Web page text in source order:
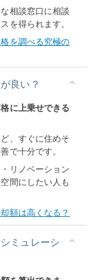
相談窓口に相談
を得られます。
を調べる究極の
良い？
に上乗せできる
、すぐに住めそ
で十分です。
リノベーション
間にしたい人も
額は高くなる？
ミュレーシ